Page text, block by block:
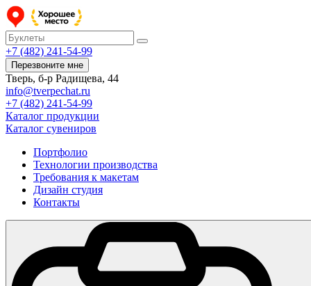
+7 (482) 241-54-99
Перезвоните мне
Тверь, б-р Радищева, 44
info@tverpechat.ru
+7 (482) 241-54-99
Каталог продукции
Каталог сувениров
Портфолио
Технологии производства
Требования к макетам
Дизайн студия
Контакты